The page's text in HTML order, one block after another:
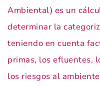
Ambiental) es un
determinar la
teniendo en cuenta
primas, los efluentes,
los riesgos al